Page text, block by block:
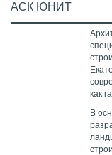
АСК ЮНИТ
как
В